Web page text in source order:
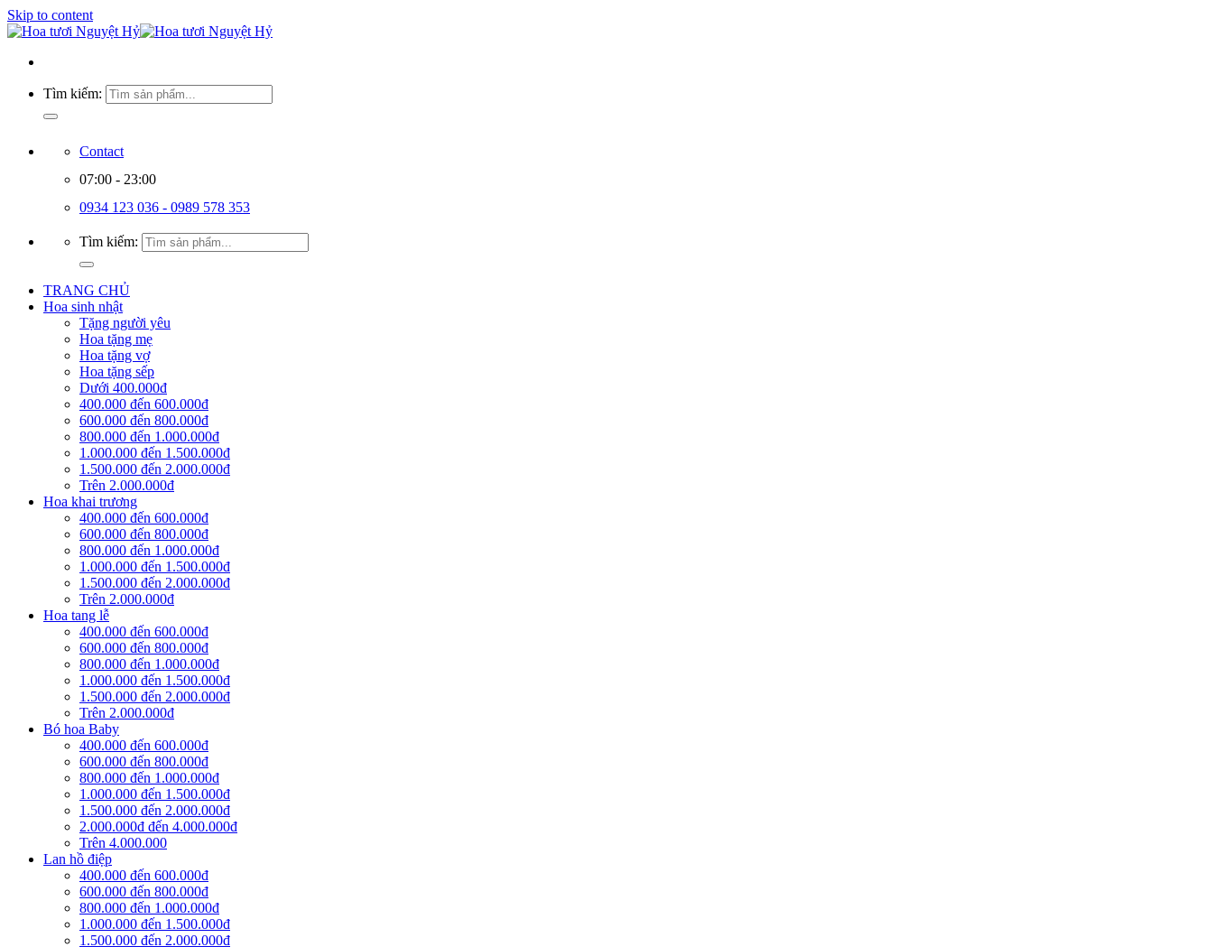
Skip to content
Tìm kiếm:
Contact
07:00 - 23:00
0934 123 036 - 0989 578 353
Tìm kiếm:
TRANG CHỦ
Hoa sinh nhật
Tặng người yêu
Hoa tặng mẹ
Hoa tặng vợ
Hoa tặng sếp
Dưới 400.000đ
400.000 đến 600.000đ
600.000 đến 800.000đ
800.000 đến 1.000.000đ
1.000.000 đến 1.500.000đ
1.500.000 đến 2.000.000đ
Trên 2.000.000đ
Hoa khai trương
400.000 đến 600.000đ
600.000 đến 800.000đ
800.000 đến 1.000.000đ
1.000.000 đến 1.500.000đ
1.500.000 đến 2.000.000đ
Trên 2.000.000đ
Hoa tang lễ
400.000 đến 600.000đ
600.000 đến 800.000đ
800.000 đến 1.000.000đ
1.000.000 đến 1.500.000đ
1.500.000 đến 2.000.000đ
Trên 2.000.000đ
Bó hoa Baby
400.000 đến 600.000đ
600.000 đến 800.000đ
800.000 đến 1.000.000đ
1.000.000 đến 1.500.000đ
1.500.000 đến 2.000.000đ
2.000.000đ đến 4.000.000đ
Trên 4.000.000
Lan hồ điệp
400.000 đến 600.000đ
600.000 đến 800.000đ
800.000 đến 1.000.000đ
1.000.000 đến 1.500.000đ
1.500.000 đến 2.000.000đ